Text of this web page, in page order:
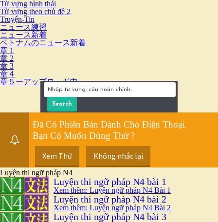
Từ vựng hình thái
Từ vựng theo chủ đề 2
Truyện-Tin
ニュース練習
ニュース新着
ベトナムのニュース新着
章 1
章 2
章 3
章４
章５ーアップロード中
Đã Có Phiên Bản Dành Cho Điện Thoại.
Bạn Có Muốn Dùng Thử ?
Xem Thử Không nhắc lại
Luyện thi ngữ pháp N4
Luyện thi ngữ pháp N4 bài 1
Xem thêm: Luyện ngữ pháp N4 Bài 1
Luyện thi ngữ pháp N4 bài 2
Xem thêm: Luyện ngữ pháp N4 Bài 2
Luyện thi ngữ pháp N4 bài 3